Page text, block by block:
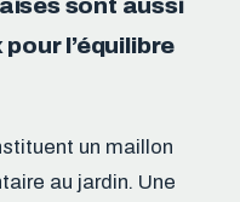
sont aussi
l’équilibre
un maillon
au jardin. Une